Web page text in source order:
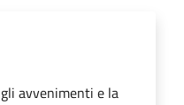
avvenimenti e la